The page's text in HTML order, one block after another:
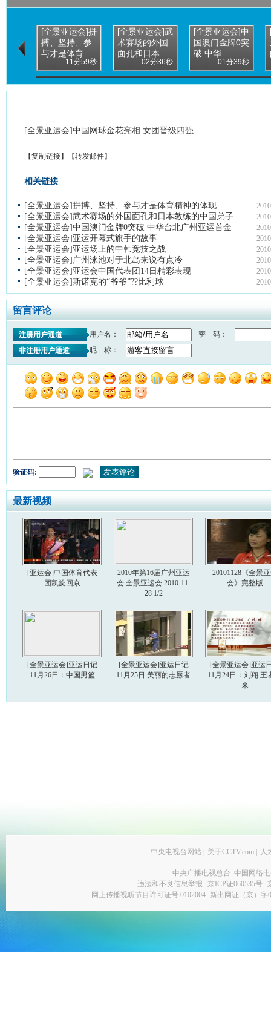
[全景亚运会]拼
搏、坚持、参
与才是体育...
11分59秒
[全景亚运会]武
术赛场的外国
面孔和日本...
02分36秒
[全景亚运会]中
国澳门金牌0突
破 中华...
01分39秒
[全景亚运会]中国网球金花亮相 女团晋级四强
【复制链接】【转发邮件】
相关链接
[全景亚运会]拼搏、坚持、参与才是体育精神的体现
[全景亚运会]武术赛场的外国面孔和日本教练的中国弟子
[全景亚运会]中国澳门金牌0突破 中华台北广州亚运首金
[全景亚运会]亚运开幕式旗手的故事
[全景亚运会]亚运场上的中韩竞技之战
[全景亚运会]广州泳池对于北岛来说有点冷
[全景亚运会]亚运会中国代表团14日精彩表现
[全景亚运会]斯诺克的“爷爷”??比利球
留言评论
注册用户通道 用户名：
密 码：
非注册用户通道
昵 称：
验证码:
最新视频
[亚运会]中国体育代表
团凯旋回京
2010年第16届广州亚运
会 全景亚运会 2010-11-
28 1/2
20101128《全景
会》完整版
[全景亚运会]亚运日记
11月26日：中国男篮
[全景亚运会]亚运日记
11月25日:美丽的志愿者
[全景亚运会]亚运
11月24日：刘翔 王
来
中央电视台网站 关于CCTV.com 人
中央广播电视总台 中国网络
违法和不良信息举报
京ICP证060535号
网上传播视听节目许可证号 0102004 新出网证（京）